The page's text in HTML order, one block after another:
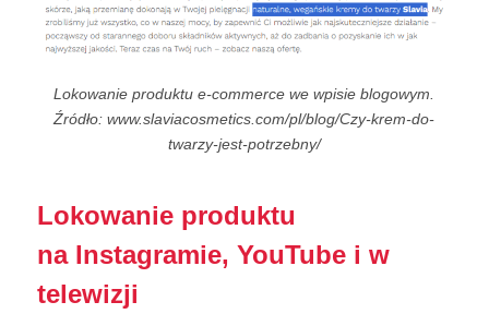
Lokowanie produktu e-commerce we wpisie blogowym.
Źródło: www.slaviacosmetics.com/pl/blog/Czy-krem-do-
twarzy-jest-potrzebny/
Lokowanie produktu
na Instagramie, YouTube i w
telewizji